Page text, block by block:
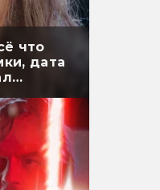
что
дата